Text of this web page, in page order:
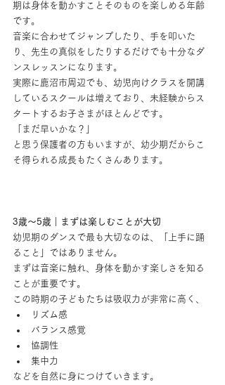
期は身体を動かすことそのものを楽しめる年齢
です。
音楽に合わせてジャンプしたり、手を叩いた
り、先生の真似をしたりするだけでも十分なダ
ンスレッスンになります。
実際に鹿沼市周辺でも、幼児向けクラスを開講
しているスクールは増えており、未経験からス
タートするお子さまがほとんどです。
「まだ早いかな？」
と思う保護者の方もいますが、幼少期だからこ
そ得られる成長もたくさんあります。
3歳〜5歳｜まずは楽しむことが大切
幼児期のダンスで最も大切なのは、「上手に踊
ること」ではありません。
まずは音楽に触れ、身体を動かす楽しさを知る
ことが重要です。
この時期の子どもたちは吸収力が非常に高く、
リズム感
バランス感覚
協調性
集中力
などを自然に身につけていきます。